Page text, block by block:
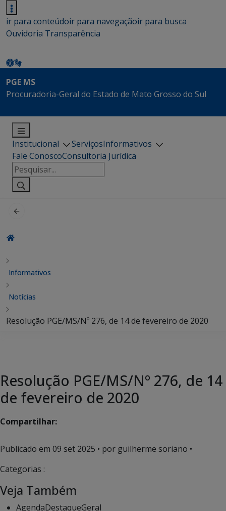
ir para conteúdoir para navegaçãoir para busca
Ouvidoria Transparência
PGE MS
Procuradoria-Geral do Estado de Mato Grosso do Sul
Institucional ServiçosInformativos
Fale ConoscoConsultoria Jurídica
Pesquisar
por:
Informativos
Notícias
Resolução PGE/MS/Nº 276, de 14 de fevereiro de 2020
Resolução PGE/MS/Nº 276, de 14
de fevereiro de 2020
Compartilhar:
Publicado em 09 set 2025 • por guilherme soriano •
Categorias :
Veja Também
AgendaDestaqueGeral